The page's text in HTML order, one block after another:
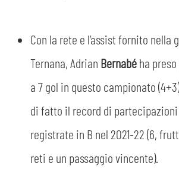
Con la rete e l’assist fornito nella
Ternana, Adrian Bernabéha
a 7 gol in questo campionato
di fatto il record di
registrate in B nel 2021-22 (6,
reti e un passaggio vincente).